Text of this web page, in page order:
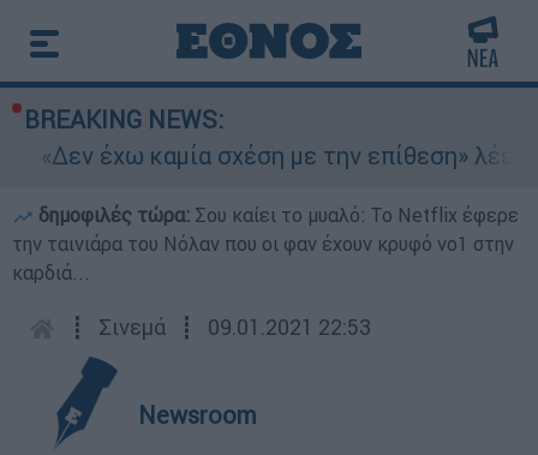
BREAKING NEWS:
«Δεν έχω καμία σχέση με την επίθεση» λέει
δημοφιλές τώρα: Σου καίει το μυαλό: Το Netflix έφερε
την ταινιάρα του Νόλαν που οι φαν έχουν κρυφό νο1 στην
καρδιά...
┋ Σινεμά ┋ 09.01.2021 22:53
Newsroom